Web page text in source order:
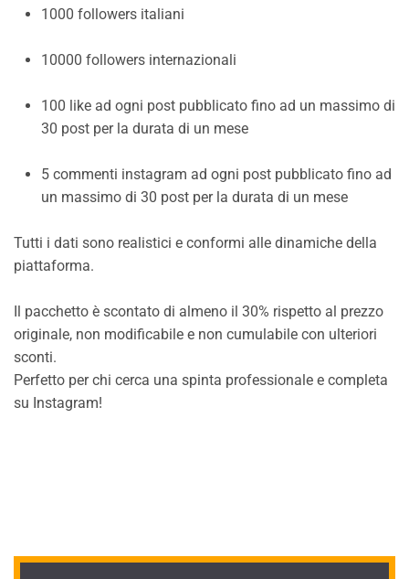
1000 followers italiani
10000 followers internazionali
100 like ad ogni post pubblicato fino ad un massimo di
30 post per la durata di un mese
5 commenti instagram ad ogni post pubblicato fino ad
un massimo di 30 post per la durata di un mese
Tutti i dati sono realistici e conformi alle dinamiche della
piattaforma.
Il pacchetto è scontato di almeno il 30% rispetto al prezzo
originale, non modificabile e non cumulabile con ulteriori
sconti.
Perfetto per chi cerca una spinta professionale e completa
su Instagram!